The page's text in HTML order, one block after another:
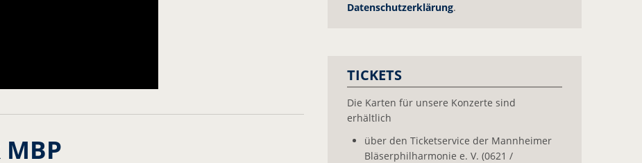
MBP
Datenschutzerklärung.
TICKETS
Die Karten für unsere Konzerte sind
erhältlich
über den Ticketservice der Mannheimer
Bläserphilharmonie e. V. (0621 /